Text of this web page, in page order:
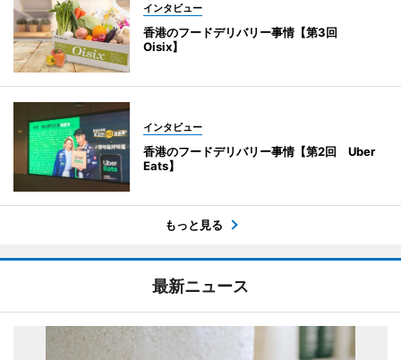
インタビュー
香港のフードデリバリー事情【第3回
Oisix】
インタビュー
香港のフードデリバリー事情【第2回 Uber
Eats】
もっと見る
最新ニュース